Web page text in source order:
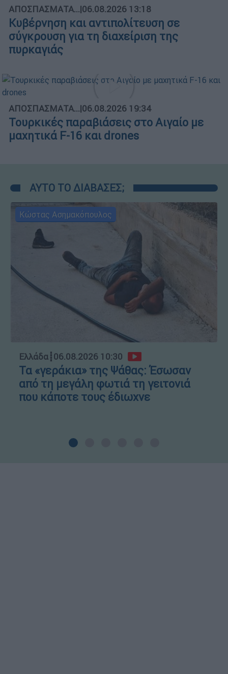
ΑΠΟΣΠΑΣΜΑΤΑ...|06.08.2026 13:18
Κυβέρνηση και αντιπολίτευση σε
σύγκρουση για τη διαχείριση της
πυρκαγιάς
ΑΠΟΣΠΑΣΜΑΤΑ...|06.08.2026 19:34
Τουρκικές παραβιάσεις στο Αιγαίο με
μαχητικά F-16 και drones
ΑΥΤΟ ΤΟ ΔΙΑΒΑΣΕΣ;
Κώστας Ασημακόπουλος
Ελλάδα┋06.08.2026 10:30
Τα «γεράκια» της Ψάθας: Έσωσαν
από τη μεγάλη φωτιά τη γειτονιά
που κάποτε τους έδιωχνε